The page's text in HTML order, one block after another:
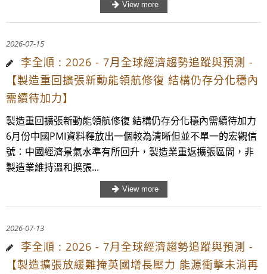
2026-07-15
李全順 : 2026 - 7月全球經濟趨勢追蹤與預測 -
【製造重回擴張新動能領航修復 結構仍存分化穩內
需續待加力】
製造重回擴張新動能領航修復 結構仍存分化穩內需續待加力
6月份中國PMI資料釋放出一個較為清晰但並不單一的宏觀信
號：中國經濟景氣水準有所回升，製造業重返擴張區間，非
製造業維持溫和擴張...
2026-07-13
李全順 : 2026 - 7月全球經濟趨勢追蹤與預測 -
【製造擴張放緩難掩英國增長壓力 能源衝擊未消再